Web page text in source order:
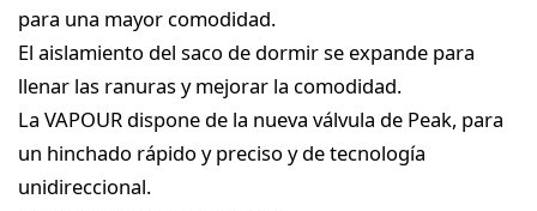
para una mayor comodidad.
El aislamiento del saco de dormir se expande para
llenar las ranuras y mejorar la comodidad.
La VAPOUR dispone de la nueva válvula de Peak, para
un hinchado rápido y preciso y de tecnología
unidireccional.